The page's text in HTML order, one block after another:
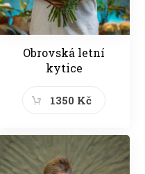
Obrovská letní
kytice
1350 Kč